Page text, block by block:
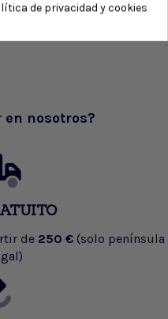
en nosotros?
de 250 € (solo península
de privacidad y cookies